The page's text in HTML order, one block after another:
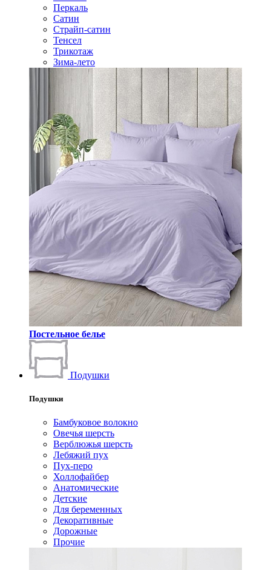
Перкаль
Сатин
Страйп-сатин
Тенсел
Трикотаж
Зима-лето
Постельное белье
Подушки
Подушки
Бамбуковое волокно
Овечья шерсть
Верблюжья шерсть
Лебяжий пух
Пух-перо
Холлофайбер
Анатомические
Детские
Для беременных
Декоративные
Дорожные
Прочие